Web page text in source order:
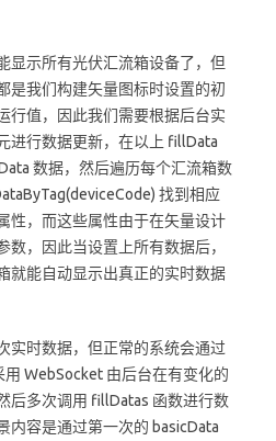
显示所有光伏汇流箱设备了，但
是我们构建矢量图标时设置的初
行值，因此我们需要根据后台实
进行数据更新，在以上 fillData
数据，然后遍历每个汇流箱数
找到相应
性，而这些属性由于在矢量设计
数，因此当设置上所有数据后，
就能自动显示出真正的实时数据
实时数据，但正常的系统会通过
WebSocket 由后台在有变化的
后多次调用 fillDatas 函数进行数
内容是通过第一次的 basicData